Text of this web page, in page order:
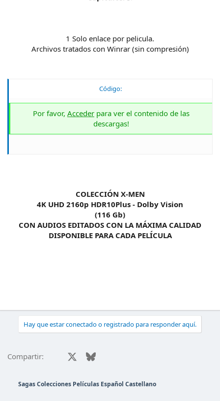
1 Solo enlace por pelicula.
Archivos tratados con Winrar (sin compresión)
Código:
Por favor, Acceder para ver el contenido de las
descargas!
COLECCIÓN X-MEN
4K UHD 2160p HDR10Plus - Dolby Vision
(116 Gb)
CON AUDIOS EDITADOS CON LA MÁXIMA CALIDAD
DISPONIBLE PARA CADA PELÍCULA
Hay que estar conectado o registrado para responder aquí.
Compartir: Facebook Bluesky
Sagas Colecciones Películas Español Castellano